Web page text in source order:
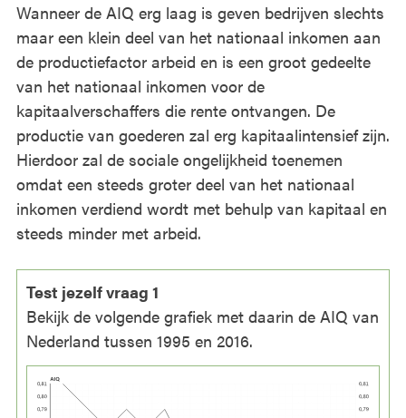
Wanneer de AIQ erg laag is geven bedrijven slechts
maar een klein deel van het nationaal inkomen aan
de productiefactor arbeid en is een groot gedeelte
van het nationaal inkomen voor de
kapitaalverschaffers die rente ontvangen. De
productie van goederen zal erg kapitaalintensief zijn.
Hierdoor zal de sociale ongelijkheid toenemen
omdat een steeds groter deel van het nationaal
inkomen verdiend wordt met behulp van kapitaal en
steeds minder met arbeid.
Test jezelf vraag 1
Bekijk de volgende grafiek met daarin de AIQ van
Nederland tussen 1995 en 2016.